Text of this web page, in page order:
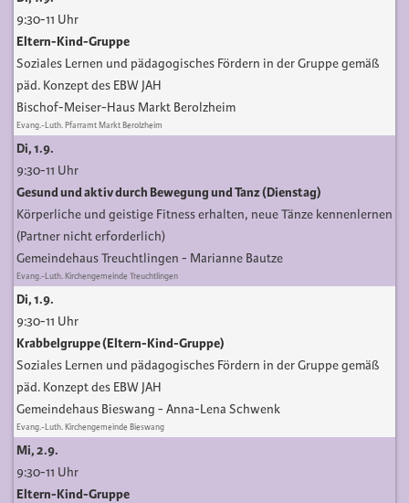
9:30-11 Uhr
Eltern-Kind-Gruppe
Soziales Lernen und pädagogisches Fördern in der Gruppe gemäß
päd. Konzept des EBW JAH
Bischof-Meiser-Haus Markt Berolzheim
Evang.-Luth. Pfarramt Markt Berolzheim
Di, 1.9.
9:30-11 Uhr
Gesund und aktiv durch Bewegung und Tanz (Dienstag)
Körperliche und geistige Fitness erhalten, neue Tänze kennenlernen
(Partner nicht erforderlich)
Gemeindehaus Treuchtlingen
Marianne Bautze
Evang.-Luth. Kirchengemeinde Treuchtlingen
Di, 1.9.
9:30-11 Uhr
Krabbelgruppe (Eltern-Kind-Gruppe)
Soziales Lernen und pädagogisches Fördern in der Gruppe gemäß
päd. Konzept des EBW JAH
Gemeindehaus Bieswang
Anna-Lena Schwenk
Evang.-Luth. Kirchengemeinde Bieswang
Mi, 2.9.
9:30-11 Uhr
Eltern-Kind-Gruppe